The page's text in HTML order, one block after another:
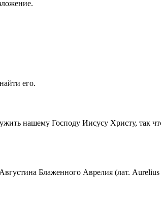
его.
нашему Господу Иисусу Христу, так
Блаженного Аврелия (лат.